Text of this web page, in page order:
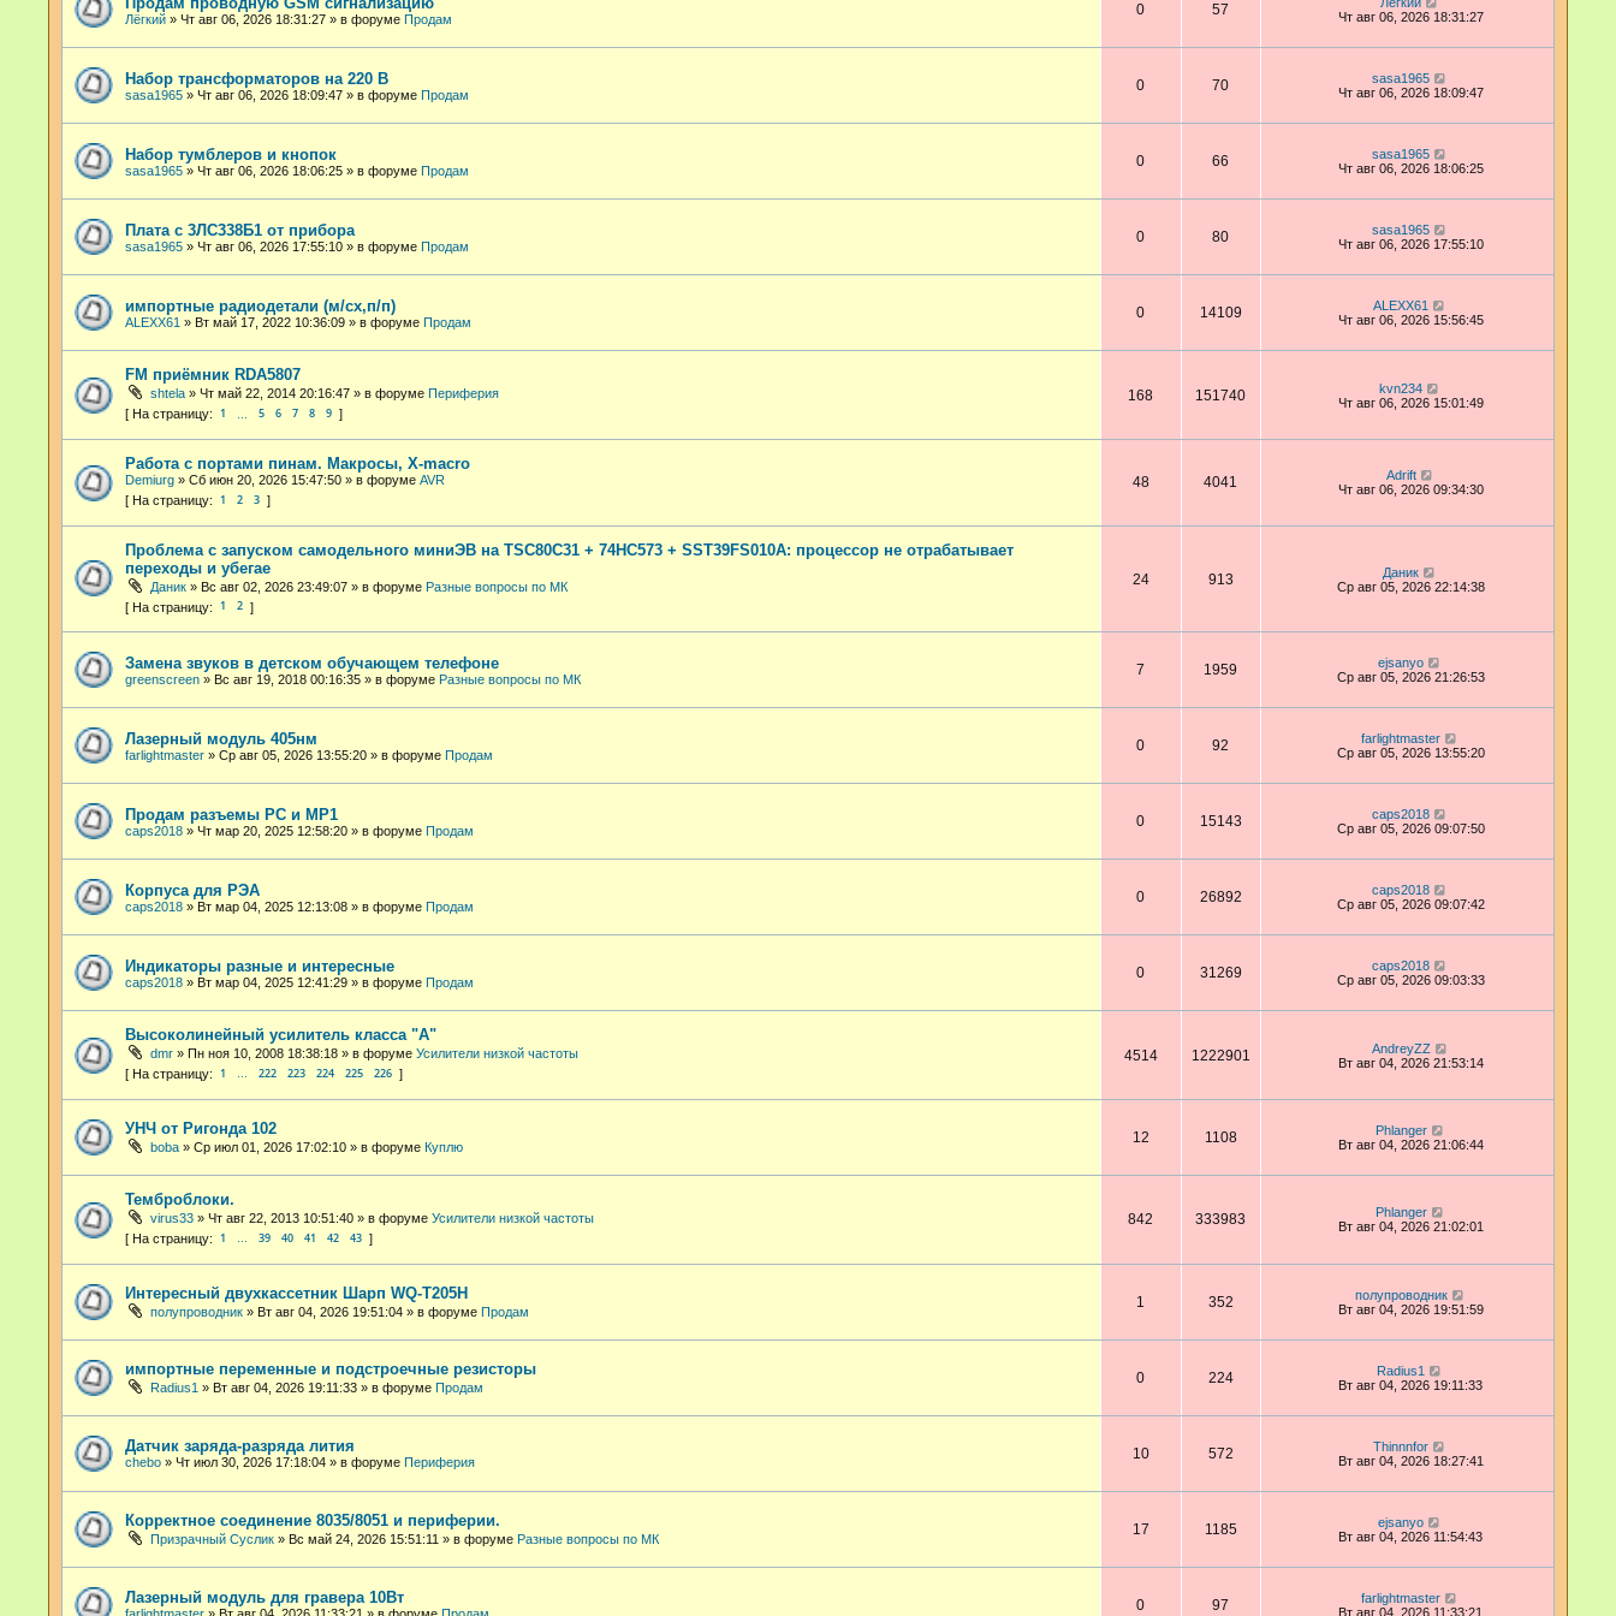
Лёгкий » Чт авг 06, 2026 18:31:27 » в форуме Продам
0 57
Лёгкий
Чт авг 06, 2026 18:31:27
Набор трансформаторов на 220 В
sasa1965 » Чт авг 06, 2026 18:09:47 » в форуме Продам
0 70
sasa1965
Чт авг 06, 2026 18:09:47
Набор тумблеров и кнопок
sasa1965 » Чт авг 06, 2026 18:06:25 » в форуме Продам
0 66
sasa1965
Чт авг 06, 2026 18:06:25
Плата с 3ЛС338Б1 от прибора
sasa1965 » Чт авг 06, 2026 17:55:10 » в форуме Продам
0 80
sasa1965
Чт авг 06, 2026 17:55:10
импортные радиодетали (м/сх,п/п)
ALEXX61 » Вт май 17, 2022 10:36:09 » в форуме Продам
0 14109
ALEXX61
Чт авг 06, 2026 15:56:45
FM приёмник RDA5807
shtela » Чт май 22, 2014 20:16:47 » в форуме Периферия
1 5 6 7 8 9
168 151740
kvn234
Чт авг 06, 2026 15:01:49
Работа с портами пинам. Макросы, X-macro
Demiurg » Сб июн 20, 2026 15:47:50 » в форуме AVR
1 2 3
48 4041
Adrift
Чт авг 06, 2026 09:34:30
Проблема с запуском самодельного миниЭВ на TSC80C31 + 74HC573 + SST39FS010A: процессор не отрабатывает
переходы и убегае
Даник » Вс авг 02, 2026 23:49:07 » в форуме Разные вопросы по МК
1 2
24 913
Даник
Ср авг 05, 2026 22:14:38
Замена звуков в детском обучающем телефоне
greenscreen » Вс авг 19, 2018 00:16:35 » в форуме Разные вопросы по МК
7 1959
ejsanyo
Ср авг 05, 2026 21:26:53
Лазерный модуль 405нм
farlightmaster » Ср авг 05, 2026 13:55:20 » в форуме Продам
0 92
farlightmaster
Ср авг 05, 2026 13:55:20
Продам разъемы РС и МР1
caps2018 » Чт мар 20, 2025 12:58:20 » в форуме Продам
0 15143
caps2018
Ср авг 05, 2026 09:07:50
Корпуса для РЭА
caps2018 » Вт мар 04, 2025 12:13:08 » в форуме Продам
0 26892
caps2018
Ср авг 05, 2026 09:07:42
Индикаторы разные и интересные
caps2018 » Вт мар 04, 2025 12:41:29 » в форуме Продам
0 31269
caps2018
Ср авг 05, 2026 09:03:33
Высоколинейный усилитель класса "А"
dmr » Пн ноя 10, 2008 18:38:18 » в форуме Усилители низкой частоты
1 … 222 223 224 225 226
4514 1222901
AndreyZZ
Вт авг 04, 2026 21:53:14
УНЧ от Ригонда 102
boba » Ср июл 01, 2026 17:02:10 » в форуме Куплю
12 1108
Phlanger
Вт авг 04, 2026 21:06:44
Темброблоки.
virus33 » Чт авг 22, 2013 10:51:40 » в форуме Усилители низкой частоты
1 … 39 40 41 42 43
842 333983
Phlanger
Вт авг 04, 2026 21:02:01
Интересный двухкассетник Шарп WQ-T205H
полупроводник » Вт авг 04, 2026 19:51:04 » в форуме Продам
1 352
полупроводник
Вт авг 04, 2026 19:51:59
импортные переменные и подстроечные резисторы
Radius1 » Вт авг 04, 2026 19:11:33 » в форуме Продам
0 224
Radius1
Вт авг 04, 2026 19:11:33
Датчик заряда-разряда лития
chebo » Чт июл 30, 2026 17:18:04 » в форуме Периферия
10 572
Thinnnfor
Вт авг 04, 2026 18:27:41
Корректное соединение 8035/8051 и периферии.
Призрачный Суслик » Вс май 24, 2026 15:51:11 » в форуме Разные вопросы по МК
17 1185
ejsanyo
Вт авг 04, 2026 11:54:43
Лазерный модуль для гравера 10Вт 0 97
farlightmaster
Вт авг 04, 2026 11:33:21